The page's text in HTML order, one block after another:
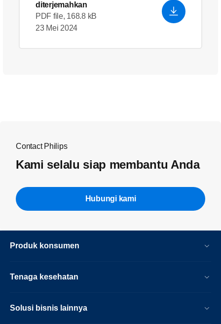
diterjemahkan
PDF file, 168.8 kB
23 Mei 2024
Contact Philips
Kami selalu siap membantu Anda
Hubungi kami
Produk konsumen
Tenaga kesehatan
Solusi bisnis lainnya